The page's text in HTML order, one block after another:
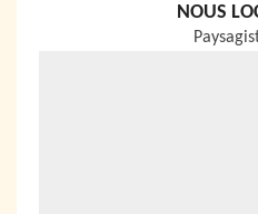
NOUS